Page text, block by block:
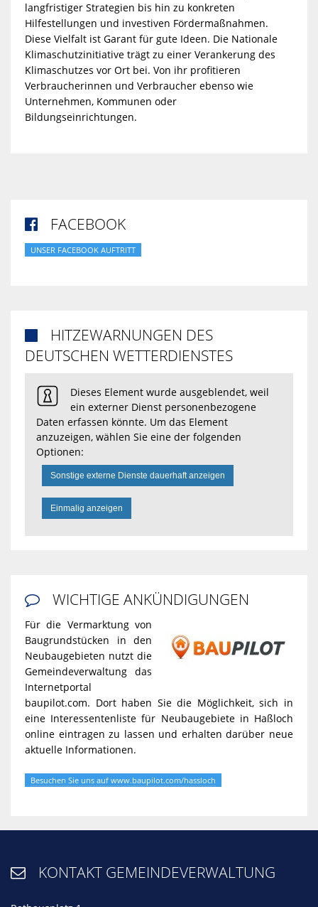
langfristiger Strategien bis hin zu konkreten
Hilfestellungen und investiven Fördermaßnahmen.
Diese Vielfalt ist Garant für gute Ideen. Die Nationale
Klimaschutzinitiative trägt zu einer Verankerung des
Klimaschutzes vor Ort bei. Von ihr profitieren
Verbraucherinnen und Verbraucher ebenso wie
Unternehmen, Kommunen oder
Bildungseinrichtungen.
 FACEBOOK
UNSER FACEBOOK AUFTRITT
HITZEWARNUNGEN DES
DEUTSCHEN WETTERDIENSTES
Dieses Element wurde ausgeblendet, weil
ein externer Dienst personenbezogene
Daten erfassen könnte. Um das Element
anzuzeigen, wählen Sie eine der folgenden
Optionen:
Sonstige externe Dienste dauerhaft anzeigen
Einmalig anzeigen
 WICHTIGE ANKÜNDIGUNGEN
Für die Vermarktung von
Baugrundstücken in den
Neubaugebieten nutzt die
Gemeindeverwaltung das
Internetportal
baupilot.com. Dort haben Sie die Möglichkeit, sich in
eine Interessentenliste für Neubaugebiete in Haßloch
online eintragen zu lassen und erhalten darüber neue
aktuelle Informationen.
Besuchen Sie uns auf www.baupilot.com/hassloch
 KONTAKT GEMEINDEVERWALTUNG